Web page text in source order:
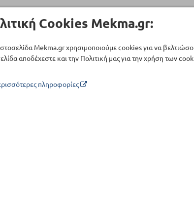
Cookies Mekma.gr:
Mekma.gr χρησιμοποιούμε cookies για να
αποδέχεστε και την Πολιτική μας για την χρήση των
πληροφορίες